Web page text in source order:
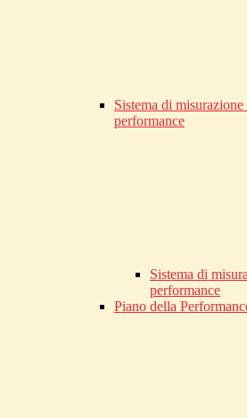
Sistema di
performance
Sistema di
performance
Piano della